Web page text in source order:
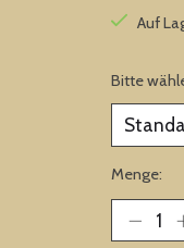
Auf
Bitte
Menge: